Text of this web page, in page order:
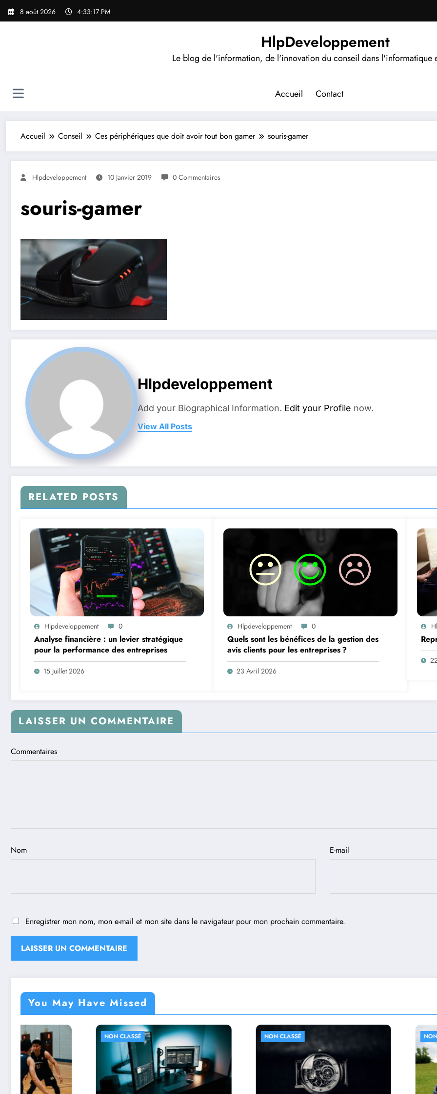
Aller
8 août 2026 4:33:18 PM
HlpDeveloppement
Le blog de l'information, de l'innovation du conseil dans l'informatique
Accueil Contact
Accueil Conseil Ces périphériques que doit avoir tout bon gamer souris-gamer
Hlpdeveloppement 10 Janvier 2019 0 Commentaires
souris-gamer
Hlpdeveloppement
Add your Biographical Information. Edit your Profile now.
View All Posts
RELATED POSTS
Hlpdeveloppement 0
Analyse financière : un levier stratégique
pour la performance des entreprises
15 Juillet 2026
Hlpdeveloppement 0
Quels sont les bénéfices de la gestion des
avis clients pour les entreprises ?
23 Avril 2026
LAISSER UN COMMENTAIRE
Commentaires
Nom E-mail
Enregistrer mon nom, mon e-mail et mon site dans le navigateur pour mon prochain commentaire.
You May Have Missed
NON CLASSÉ NON CLASSÉ